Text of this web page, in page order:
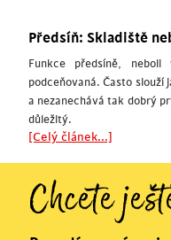
Předsíň: Skladiště
Funkce předsíně,
podceňovaná. Často slouží
a nezanechává tak dobrý
důležitý.
[Celý článek...]
Chcete